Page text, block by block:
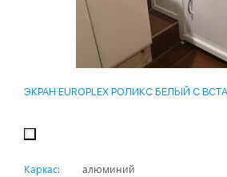
ЭКРАН EUROPLEX РОЛИКС БЕЛЫЙ С
Каркас:
алюминий